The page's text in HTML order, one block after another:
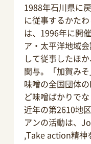
1988年石川県に
に従事するかた
は、1996年に開
ア・太平洋地域
して従事したほ
関与。「加賀み
味噌の全国団体
ど味噌ばかりで
近年の第2610地
アンの活動は、
,Take action精神